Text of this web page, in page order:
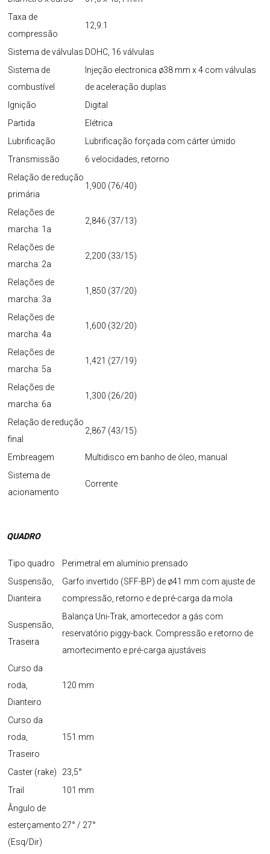
Taxa de
compressão
12,9:1
Sistema de válvulas DOHC, 16 válvulas
Sistema de
combustível
Injeção electronica ø38 mm x 4 com válvulas
de aceleração duplas
Ignição
Digital
Partida
Elétrica
Lubrificação
Lubrificação forçada com cárter úmido
Transmissão
6 velocidades, retorno
Relação de redução
primária
1,900 (76/40)
Relações de
marcha: 1a
2,846 (37/13)
Relações de
marcha: 2a
2,200 (33/15)
Relações de
marcha: 3a
1,850 (37/20)
Relações de
marcha: 4a
1,600 (32/20)
Relações de
marcha: 5a
1,421 (27/19)
Relações de
marcha: 6a
1,300 (26/20)
Relação de redução
final
2,867 (43/15)
Embreagem
Multidisco em banho de óleo, manual
Sistema de
acionamento
Corrente
QUADRO
Tipo quadro
Perimetral em alumínio prensado
Suspensão,
Dianteira
Garfo invertido (SFF-BP) de ø41 mm com ajuste de
compressão, retorno e de pré-carga da mola
Suspensão,
Traseira
Balança Uni-Trak, amortecedor a gás com
reservatório piggy-back. Compressão e retorno de
amortecimento e pré-carga ajustáveis
Curso da
roda,
Dianteiro
120 mm
Curso da
roda,
Traseiro
151 mm
Caster (rake)
23,5°
Trail
101 mm
Ângulo de
esterçamento
(Esq/Dir)
27° / 27°